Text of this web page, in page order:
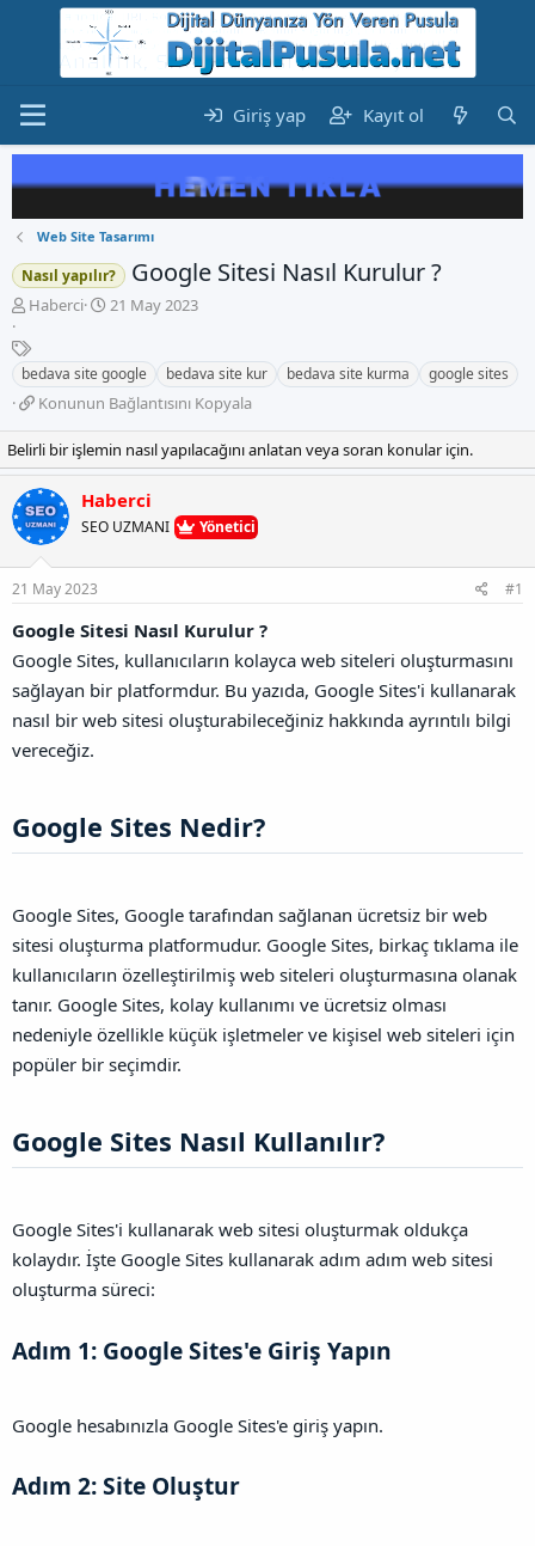
Giriş yap Kayıt ol
Web Site Tasarımı
Nasıl yapılır? Google Sitesi Nasıl Kurulur ?
K
n
b
u
y
u
b
a
ş
l
a
t
a
Haberci
B
l
a
n
g
ı
ç
t
a
i
21 May 2023
E
t
i
e
t
l
e
r
bedava site google bedava site kur bedava site kurma google sites
K
n
u
n
u
n
ğ
a
n
t
ı
s
ı
o
p
l
a
Konunun Bağlantısını Kopyala
Belirli bir işlemin nasıl yapılacağını anlatan veya soran konular için.
Haberci
SEO UZMANI Yönetici
21 May 2023 #1
Google Sitesi Nasıl Kurulur ?
Google Sites, kullanıcıların kolayca web siteleri oluşturmasını
sağlayan bir platformdur. Bu yazıda, Google Sites'i kullanarak
nasıl bir web sitesi oluşturabileceğiniz hakkında ayrıntılı bilgi
vereceğiz.
Google Sites Nedir?​
Google Sites, Google tarafından sağlanan ücretsiz bir web
sitesi oluşturma platformudur. Google Sites, birkaç tıklama ile
kullanıcıların özelleştirilmiş web siteleri oluşturmasına olanak
tanır. Google Sites, kolay kullanımı ve ücretsiz olması
nedeniyle özellikle küçük işletmeler ve kişisel web siteleri için
popüler bir seçimdir.
Google Sites Nasıl Kullanılır?​
Google Sites'i kullanarak web sitesi oluşturmak oldukça
kolaydır. İşte Google Sites kullanarak adım adım web sitesi
oluşturma süreci:
Adım 1: Google Sites'e Giriş Yapın​
Google hesabınızla Google Sites'e giriş yapın.
Adım 2: Site Oluştur​